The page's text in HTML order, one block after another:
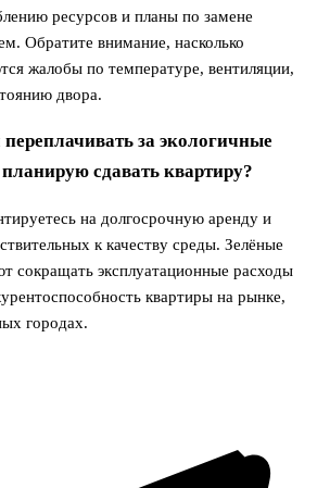
ресурсов и планы по замене
Обратите внимание, насколько
жалобы по температуре, вентиляции,
двора.
за экологичные
сдавать квартиру?
на долгосрочную аренду и
к качеству среды. Зелёные
сокращать эксплуатационные расходы
квартиры на рынке,
городах.